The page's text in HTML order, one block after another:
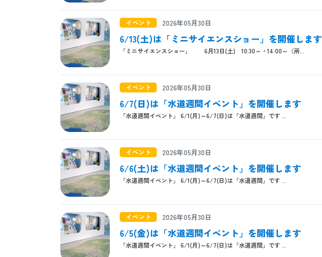
イベント 2026年05月30日
6/13(土)は「ミニサイエンスショー」を開催します
「ミニサイエンスショー」 6月13日(土) 10:30～・14:00～（所...
イベント 2026年05月30日
6/7(日)は「水道週間イベント」を開催します
「水道週間イベント」 6/1(月)～6/7(日)は「水道週間」です ...
イベント 2026年05月30日
6/6(土)は「水道週間イベント」を開催します
「水道週間イベント」 6/1(月)～6/7(日)は「水道週間」です ...
イベント 2026年05月30日
6/5(金)は「水道週間イベント」を開催します
「水道週間イベント」 6/1(月)～6/7(日)は「水道週間」です ...